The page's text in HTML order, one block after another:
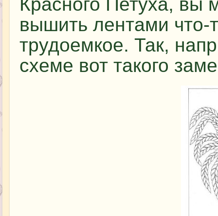
вышить лентами что-
трудоемкое. Так,
схеме вот такого